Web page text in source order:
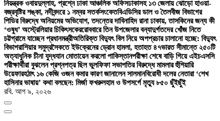
নিয়ন্ত্রক ওবায়দুল্লাহ, প্রশ্নে ঢাকা আঞ্চলিক অফিসঢাকাসহ ১৩ জেলায় ঝোড়ো হাওয়া-
বজ্রবৃষ্টির শঙ্কা, নদীবন্দরে ১ নম্বর সতর্কসংকেতবিএডিসির ডাল ও তৈলবীজ বিভাগের
পিডির বিরুদ্ধে অনিয়মের অভিযোগ, তদন্তের দাবিনাহিদ রানা ঢাকায়, তাসকিনের জন্য কী
‘ওষুধ’ অস্ট্রেলিয়ার চিকিৎসকেররোববারে তিন উপজেলার বন্যাদুর্গতদের খোঁজ নিতে
চট্টগ্রামে যাচ্ছেন প্রধানমন্ত্রীঅতিরিক্ত বিদ্যুৎ বিল নিয়ে অপপ্রচার চালানো হচ্ছে: বিদ্যুৎ
বিভাগরাশিয়ার সমুদ্রসৈকতে ইউক্রেনের ড্রোন হামলা, হতাহত ৪৭ভারত সীমান্তে ২৫০টি
অত্যাধুনিক চীনা যুদ্ধযান মোতায়েন করলো পাকিস্তানপরীক্ষা শেষে বাড়ি গিয়ে এইচএসসি
পরীক্ষার্থীরা বুঝলেন প্রশ্নপত্র ছিল ভুলফিফা সভাপতির বিরুদ্ধে মামলার হুঁশিয়ারি
উয়েফারহঠাৎ ১৬ কেজি ওজন কমার কারণ জানালেন সালমানবিরোধী দলের নেতারা ‘শেখ
হাসিনার ভাষায়’ কথা বলছেন: মির্জা ফখরুলহাম ও উপসর্গে মৃত্যু ৮৫০ ছুঁইছুঁই
রবি. আগ ৯, ২০২৬